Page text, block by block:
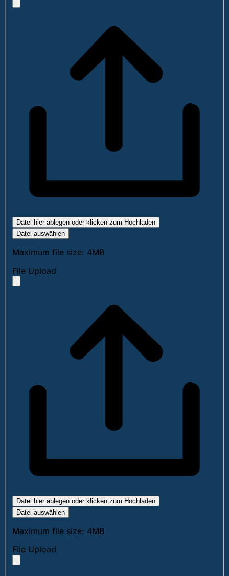
Datei hier ablegen oder klicken zum Hochladen
Datei auswählen
Maximum file size: 4MB
File Upload
Datei hier ablegen oder klicken zum Hochladen
Datei auswählen
Maximum file size: 4MB
File Upload